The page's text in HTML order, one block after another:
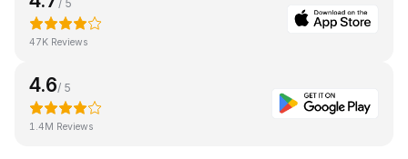
/ 5
47K Reviews
4.6/ 5
1.4M Reviews